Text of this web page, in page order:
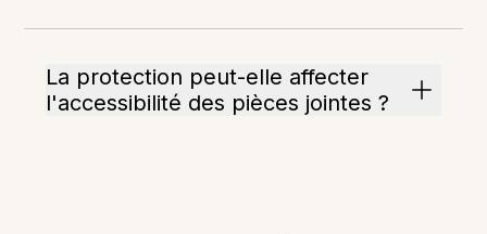
La protection peut-elle affecter
l'accessibilité des pièces jointes ?